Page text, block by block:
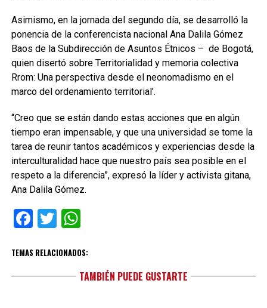
Asimismo, en la jornada del segundo día, se desarrolló la
ponencia de la conferencista nacional Ana Dalila Gómez
Baos de la Subdirección de Asuntos Étnicos – de Bogotá,
quien disertó sobre Territorialidad y memoria colectiva
Rrom: Una perspectiva desde el neonomadismo en el
marco del ordenamiento territorial’.
“Creo que se están dando estas acciones que en algún
tiempo eran impensable, y que una universidad se tome la
tarea de reunir tantos académicos y experiencias desde la
interculturalidad hace que nuestro país sea posible en el
respeto a la diferencia”, expresó la líder y activista gitana,
Ana Dalila Gómez.
Facebook
TwitterWhatsApp
TEMAS RELACIONADOS:
TAMBIÉN PUEDE GUSTARTE